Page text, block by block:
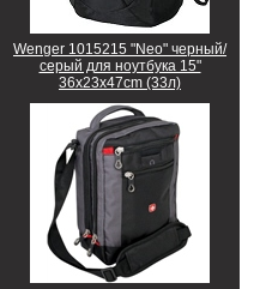
Wenger 1015215 "Neo" черный/
серый для ноутбука 15"
36x23x47cm (33л)